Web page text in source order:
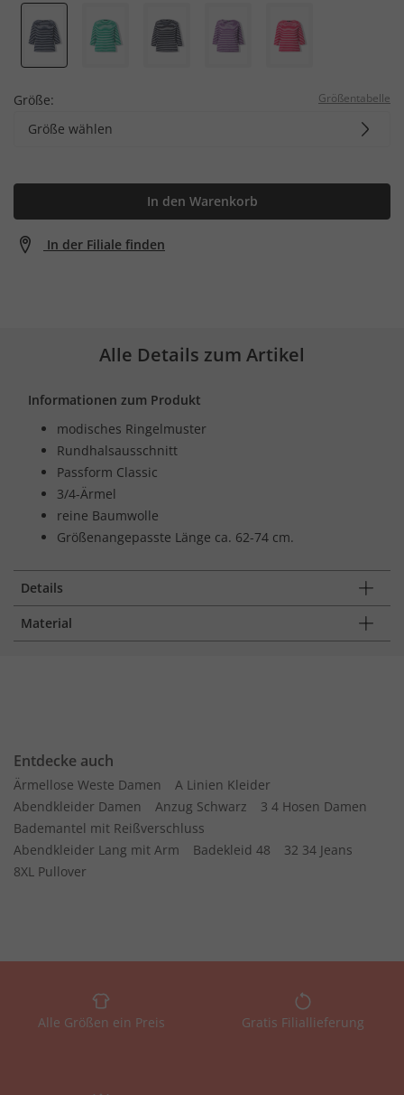
Größe: Größentabelle
Größe wählen
In den Warenkorb
In der Filiale finden
Alle Details zum Artikel
Informationen zum Produkt
modisches Ringelmuster
Rundhalsausschnitt
Passform Classic
3/4-Ärmel
reine Baumwolle
Größenangepasste Länge ca. 62-74 cm.
Details
Material
Entdecke auch
Ärmellose Weste Damen
A Linien Kleider
Abendkleider Damen
Anzug Schwarz
3 4 Hosen Damen
Bademantel mit Reißverschluss
Abendkleider Lang mit Arm
Badekleid 48
32 34 Jeans
8XL Pullover
Alle Größen ein Preis Gratis Filiallieferung